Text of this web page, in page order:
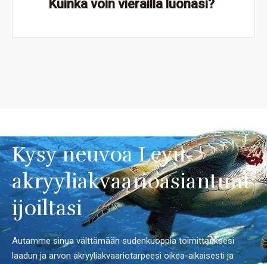
Kuinka voin vierailla luonasi?
Kysy neuvoa Leyu-
akryyliakvaarioasiantunt
ijoiltasi
Autamme sinua välttämään sudenkuoppia toimittaaksesi
laadun ja arvon akryyliakvaariotarpeesi oikea-aikaisesti ja